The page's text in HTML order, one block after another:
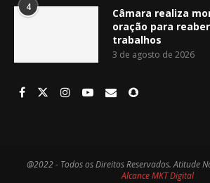
4
Câmara realiza
oração para
trabalhos
3 de agosto de 2026
@2022 - Todos os Direitos Reservados. Atitude
Alcance MKT Digital